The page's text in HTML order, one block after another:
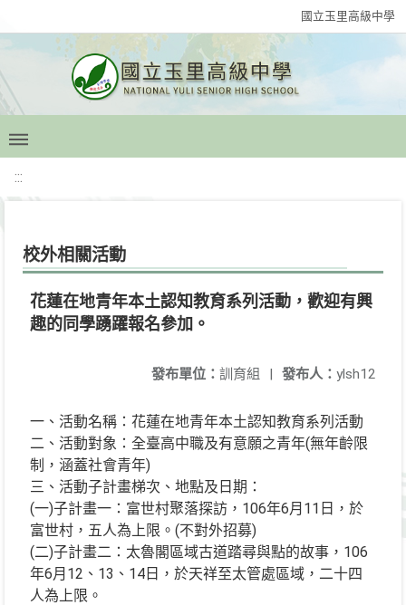
國立玉里高級中學
:::
校外相關活動
花蓮在地青年本土認知教育系列活動，歡迎有興
趣的同學踴躍報名參加。
發布人： ylsh12
發布單位： 訓育組 |
一、活動名稱：花蓮在地青年本土認知教育系列活動
二、活動對象：全臺高中職及有意願之青年(無年齡限
制，涵蓋社會青年)
三、活動子計畫梯次、地點及日期：
(一)子計畫一：富世村聚落探訪，106年6月11日，於
富世村，五人為上限。(不對外招募)
(二)子計畫二：太魯閣區域古道踏尋與點的故事，106
年6月12、13、14日，於天祥至太管處區域，二十四
人為上限。